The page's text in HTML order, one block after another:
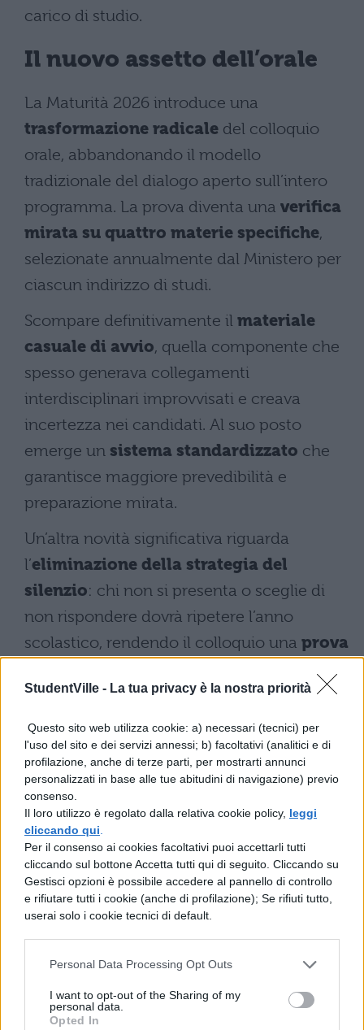
StudentVille - La tua privacy è la nostra priorità
Questo sito web utilizza cookie: a) necessari (tecnici) per
l'uso del sito e dei servizi annessi; b) facoltativi (analitici e di
profilazione, anche di terze parti, per mostrarti annunci
personalizzati in base alle tue abitudini di navigazione) previo
consenso.
Il loro utilizzo è regolato dalla relativa cookie policy, leggi
cliccando qui
Per il consenso ai cookies facoltativi puoi accettarli tutti
cliccando sul bottone Accetta tutti qui di seguito. Cliccando su
Gestisci opzioni è possibile accedere al pannello di controllo
e rifiutare tutti i cookie (anche di profilazione); Se rifiuti tutto,
userai solo i cookie tecnici di default.
Personal Data Processing Opt Outs
I want to opt-out of the Sharing of my
personal data.
Opted In
carico di studio.
Il nuovo assetto dell’orale
La Maturità 2026 introduce una
trasformazione radicale del colloquio
orale, abbandonando il modello
tradizionale del dialogo aperto sull’intero
programma. La prova diventa una verifica
mirata su quattro materie specifiche,
selezionate annualmente dal Ministero per
ciascun indirizzo di studi.
Scompare definitivamente il materiale
casuale di avvio, quella componente che
spesso generava collegamenti
interdisciplinari improvvisati e creava
incertezza nei candidati. Al suo posto
emerge un sistema standardizzato che
garantisce maggiore prevedibilità e
preparazione mirata.
Un’altra novità significativa riguarda
l’eliminazione della strategia del
silenzio: chi non si presenta o sceglie di
non rispondere dovrà ripetere l’anno
scolastico, rendendo il colloquio una prova
ministeriale
La riforma ministeriale per la Maturità 2026
introduce un
framework strutturale
che
definisce con precisione le quattro
discipline obbligatorie per ciascun indirizzo
di studi. Questa trasformazione normativa
mira a standardizzare i criteri valutativi e
garantire omogeneità territoriale
nell’applicazione delle prove orali.
L’integrazione sistematica diEducazione
civica e Percorsi per le competenze